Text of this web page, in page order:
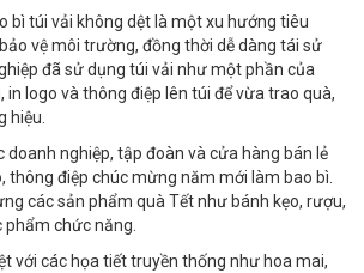
bì túi vải không dệt là một xu hướng tiêu
vệ môi trường, đồng thời dễ dàng tái sử
đã sử dụng túi vải như một phần của
in logo và thông điệp lên túi để vừa trao quà,
hiệu.
doanh nghiệp, tập đoàn và cửa hàng bán lẻ
thông điệp chúc mừng năm mới làm bao bì.
các sản phẩm quà Tết như bánh kẹo, rượu,
phẩm chức năng.
với các họa tiết truyền thống như hoa mai,